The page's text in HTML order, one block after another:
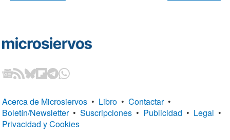
Acerca de Microsiervos • Libro • Contactar •
Boletín/Newsletter • Suscripciones • Publicidad • Legal •
Privacidad y Cookies